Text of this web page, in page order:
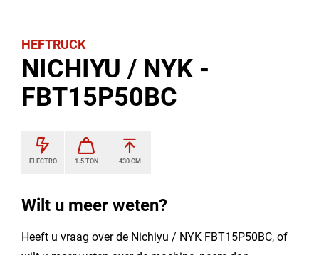
HEFTRUCK
NICHIYU / NYK -
FBT15P50BC
ELECTRO 1.5 TON 430 CM
Wilt u meer weten?
Heeft u vraag over de Nichiyu / NYK FBT15P50BC, of